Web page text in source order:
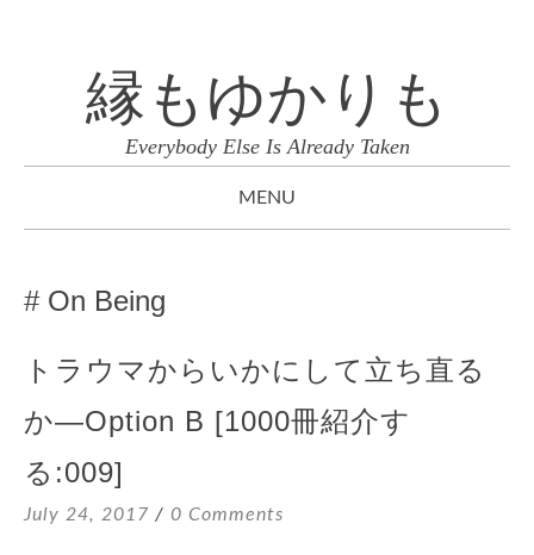
縁もゆかりも
Everybody Else Is Already Taken
MENU
On Being
トラウマからいかにして立ち直る
か—Option B [1000冊紹介す
る:009]
July 24, 2017 0 Comments